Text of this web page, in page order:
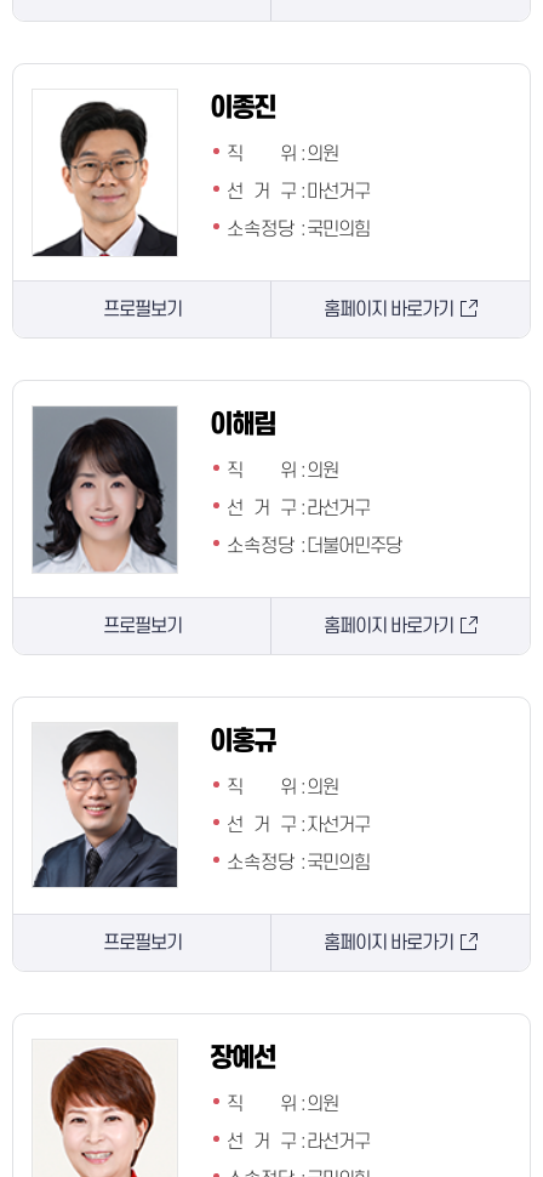
이종진
직 위
:의원
선 거 구 : 마선거구
소속정당 :국민의힘
프로필보기 홈페이지 바로가기
이해림
직 위
:의원
선 거 구 :라선거구
소속정당 : 더불어민주당
프로필보기 홈페이지 바로가기
이홍규
직 위
:의원
선 거 구 :자선거구
소속정당 :국민의힘
프로필보기 홈페이지 바로가기
장예선
직 위
:의원
선 거 구 :라선거구